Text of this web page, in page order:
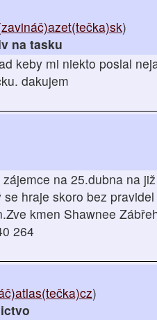
)
na tasku
keby mi niekto poslal
dakujem
na 25.dubna na
hraje skoro bez
kmen Shawnee
264
)